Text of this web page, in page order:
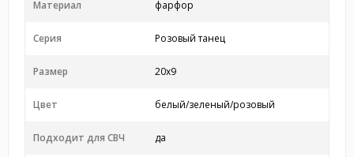
Материал фарфор
Серия Розовый танец
Размер 20х9
Цвет белый/зеленый/розовый
Подходит для СВЧ да